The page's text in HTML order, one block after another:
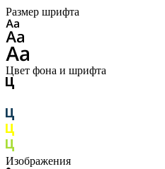
Размер шрифта
Цвет фона и шрифта
Изображения